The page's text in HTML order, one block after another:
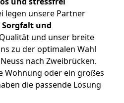
legen unsere Partner
Sorgfalt und
und unser breite
zu der optimalen Wahl
nach Zweibrücken.
Wohnung oder ein großes
die passende Lösung